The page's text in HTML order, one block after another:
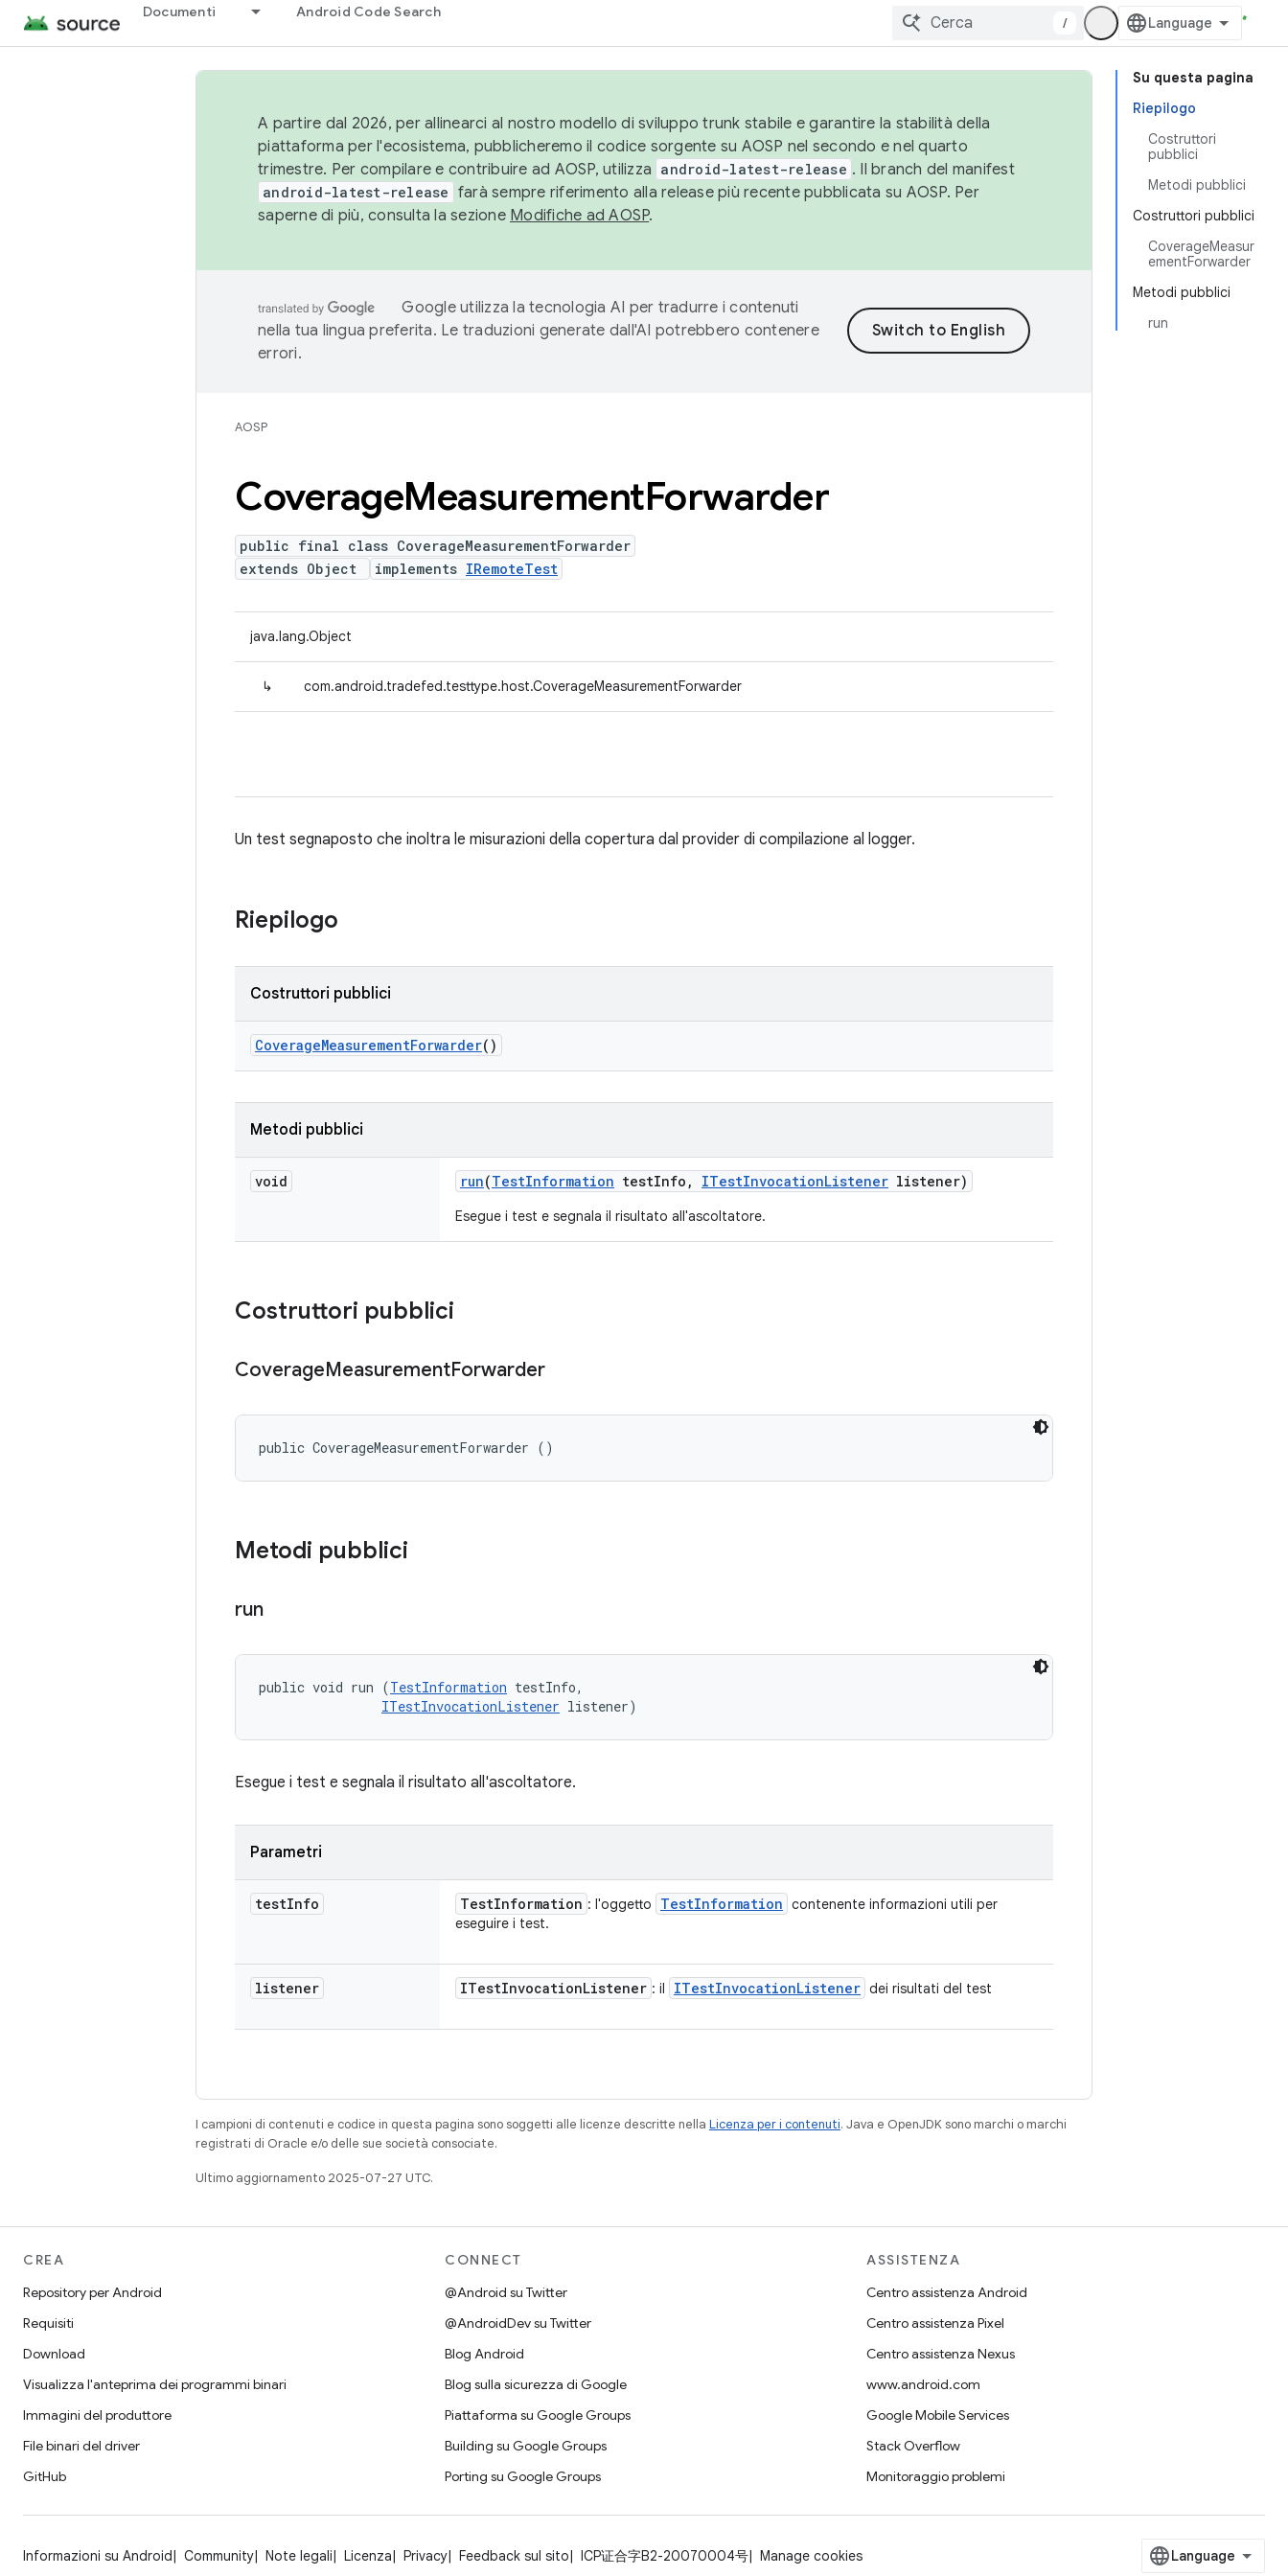
Documenti Android Code Search
/
Su questa pagina
Riepilogo
Costruttori
pubblici
Metodi pubblici
Costruttori pubblici
CoverageMeasur
ementForwarder
Metodi pubblici
run
A partire dal 2026, per allinearci al nostro modello di sviluppo trunk stabile e garantire la stabilità della
piattaforma per l'ecosistema, pubblicheremo il codice sorgente su AOSP nel secondo e nel quarto
trimestre. Per compilare e contribuire ad AOSP, utilizza android-latest-release . Il branch del manifest
android-latest-release farà sempre riferimento alla release più recente pubblicata su AOSP. Per
saperne di più, consulta la sezione Modifiche ad AOSP.
Google utilizza la tecnologia AI per tradurre i contenuti
nella tua lingua preferita. Le traduzioni generate dall'AI potrebbero contenere
errori.
AOSP
CoverageMeasurementForwarder
public final class CoverageMeasurementForwarder
extends Object
implements IRemoteTest
java.lang.Object
↳ com.android.tradefed.testtype.host.CoverageMeasurementForwarder
Un test segnaposto che inoltra le misurazioni della copertura dal provider di compilazione al logger.
Riepilogo
Costruttori pubblici
CoverageMeasurementForwarder()
Metodi pubblici
void run(TestInformation testInfo , ITestInvocationListener listener)
Esegue i test e segnala il risultato all'ascoltatore.
Costruttori pubblici
CoverageMeasurementForwarder
public CoverageMeasurementForwarder ()
Metodi pubblici
run
public void run (TestInformation testInfo,
ITestInvocationListener listener)
Esegue i test e segnala il risultato all'ascoltatore.
Parametri
testInfo TestInformation : l'oggetto TestInformation contenente informazioni utili per
eseguire i test.
listener ITestInvocationListener : il ITestInvocationListener dei risultati del test
I campioni di contenuti e codice in questa pagina sono soggetti alle licenze descritte nella Licenza per i contenuti. Java e OpenJDK sono marchi o marchi
registrati di Oracle e/o delle sue società consociate.
Ultimo aggiornamento 2025-07-27 UTC.
CREA
Repository per Android
Requisiti
Download
Visualizza l'anteprima dei programmi binari
Immagini del produttore
File binari del driver
GitHub
CONNECT
@Android su Twitter
@AndroidDev su Twitter
Blog Android
Blog sulla sicurezza di Google
Piattaforma su Google Groups
Building su Google Groups
Porting su Google Groups
ASSISTENZA
Centro assistenza Android
Centro assistenza Pixel
Centro assistenza Nexus
www.android.com
Google Mobile Services
Stack Overflow
Monitoraggio problemi
Informazioni su Android Community Note legali Licenza Privacy Feedback sul sito ICP证合字B2-20070004号 Manage cookies